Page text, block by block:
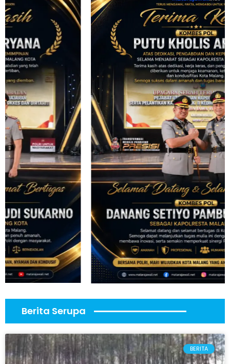
Berita Serupa
BERITA